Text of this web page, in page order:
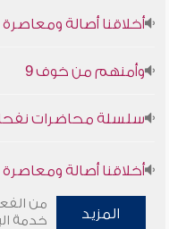
أخلاقنا أصالة ومعاصرة
وأمنهم من خوف 9
سلسلة محاضرات نفحات
أخلاقنا أصالة ومعاصرة
وأمنهم من خوف 9
المزيد
من
خدمة